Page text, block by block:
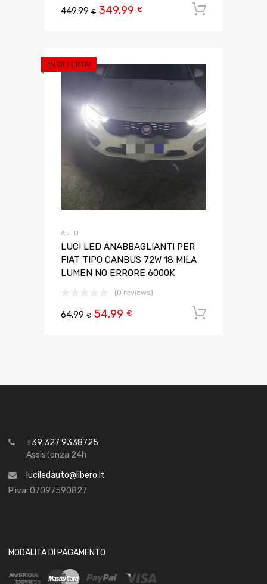
449,99€ 349,99 €
IN OFFERTA!
AUTO
LUCI LED ANABBAGLIANTI PER
FIAT TIPO CANBUS 72W 18 MILA
LUMEN NO ERRORE 6000K
(0 reviews)
64,99€ 54,99 €
+39 327 9338725
Assistenza 24h
luciledauto@libero.it
P.iva: 07097590827
MODALITÀ DI PAGAMENTO